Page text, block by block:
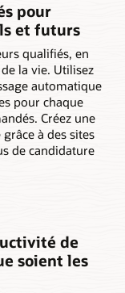
pour
et futurs
qualifiés, en
la vie. Utilisez
automatique
pour chaque
Créez une
à des sites
de candidature
de
soient les